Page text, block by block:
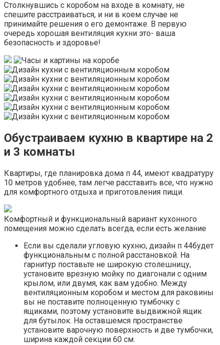
Столкнувшись с коробом на входе в комнату, не
спешите расстраиваться, и ни в коем случае не
принимайте решения о его демонтаже. В первую
очередь хорошая вентиляция кухни это- ваша
безопасность и здоровье!
Обустраиваем кухню в квартире на 2
и 3 комнаты
Квартиры, где планировка дома п 44, имеют квадратуру
10 метров удобнее, там легче расставить все, что нужно
для комфортного отдыха и приготовления пищи.
Комфортный и функциональный вариант кухонного
помещения можно сделать всегда, если есть желание
Если вы сделали угловую кухню, дизайн п 44будет
функциональным с полной расстановкой. На
гарнитур поставьте не широкую столешницу,
установите врезную мойку по диагонали с одним
крылом, или двумя, как вам удобно. Между
вентиляционным коробом и местом для раковины
вы не поставите полноценную тумбочку с
ящиками, поэтому установите выдвижной ящик
для бутылок. На оставшемся пространстве
установите варочную поверхность и две тумбочки,
ширина каждой секции 60 см.